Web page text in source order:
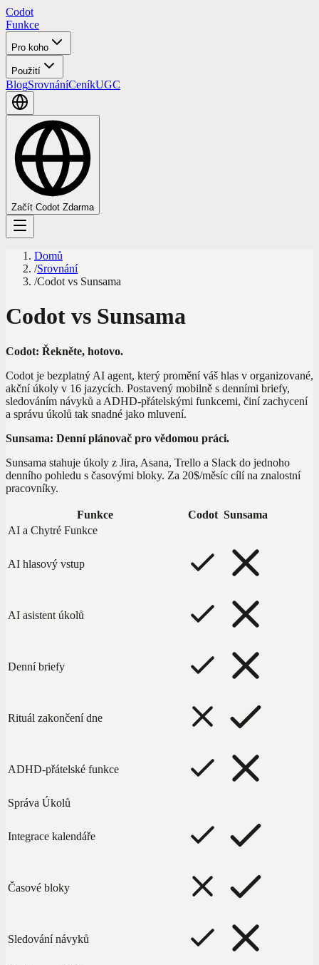
Codot
Funkce
Pro koho
Použití
BlogSrovnáníCeníkUGC
Začít Codot Zdarma
Domů
/Srovnání
/Codot vs Sunsama
Codot vs Sunsama
Codot: Řekněte, hotovo.
Codot je bezplatný AI agent, který promění váš hlas v organizované,
akční úkoly v 16 jazycích. Postavený mobilně s denními briefy,
sledováním návyků a ADHD-přátelskými funkcemi, činí zachycení
a správu úkolů tak snadné jako mluvení.
Sunsama: Denní plánovač pro vědomou práci.
Sunsama stahuje úkoly z Jira, Asana, Trello a Slack do jednoho
denního pohledu s časovými bloky. Za 20$/měsíc cílí na znalostní
pracovníky.
Funkce Codot Sunsama
AI a Chytré Funkce
AI hlasový vstup
AI asistent úkolů
Denní briefy
Rituál zakončení dne
ADHD-přátelské funkce
Správa Úkolů
Integrace kalendáře
Časové bloky
Sledování návyků